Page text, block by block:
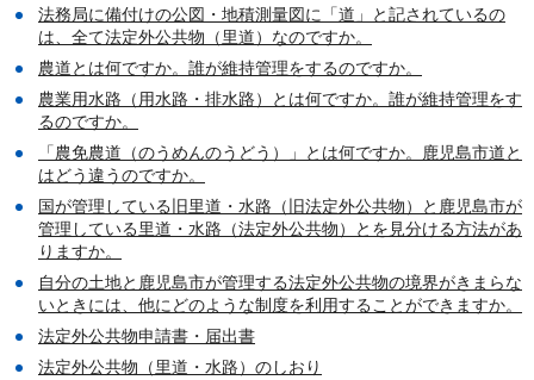
法務局に備付けの公図・地積測量図に「道」と記されているの
は、全て法定外公共物（里道）なのですか。
農道とは何ですか。誰が維持管理をするのですか。
農業用水路（用水路・排水路）とは何ですか。誰が維持管理をす
るのですか。
「農免農道（のうめんのうどう）」とは何ですか。鹿児島市道と
はどう違うのですか。
国が管理している旧里道・水路（旧法定外公共物）と鹿児島市が
管理している里道・水路（法定外公共物）とを見分ける方法があ
りますか。
自分の土地と鹿児島市が管理する法定外公共物の境界がきまらな
いときには、他にどのような制度を利用することができますか。
法定外公共物申請書・届出書
法定外公共物（里道・水路）のしおり